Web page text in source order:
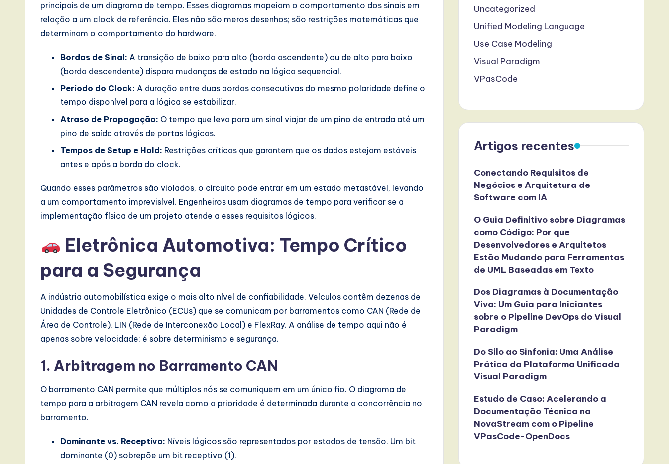
ft
w
principais de um diagrama de tempo. Esses diagramas mapeiam o comportamento dos sinais em
relação a um clock de referência. Eles não são meros desenhos; são restrições matemáticas que
determinam o comportamento do hardware.
Bordas de Sinal: A transição de baixo para alto (borda ascendente) ou de alto para baixo
(borda descendente) dispara mudanças de estado na lógica sequencial.
Período do Clock: A duração entre duas bordas consecutivas do mesmo polaridade define o
tempo disponível para a lógica se estabilizar.
Atraso de Propagação: O tempo que leva para um sinal viajar de um pino de entrada até um
pino de saída através de portas lógicas.
Tempos de Setup e Hold: Restrições críticas que garantem que os dados estejam estáveis
antes e após a borda do clock.
Quando esses parâmetros são violados, o circuito pode entrar em um estado metastável, levando
a um comportamento imprevisível. Engenheiros usam diagramas de tempo para verificar se a
implementação física de um projeto atende a esses requisitos lógicos.
Eletrônica Automotiva: Tempo Crítico
para a Segurança
A indústria automobilística exige o mais alto nível de confiabilidade. Veículos contêm dezenas de
Unidades de Controle Eletrônico (ECUs) que se comunicam por barramentos como CAN (Rede de
Área de Controle), LIN (Rede de Interconexão Local) e FlexRay. A análise de tempo aqui não é
apenas sobre velocidade; é sobre determinismo e segurança.
1. Arbitragem no Barramento CAN
O barramento CAN permite que múltiplos nós se comuniquem em um único fio. O diagrama de
tempo para a arbitragem CAN revela como a prioridade é determinada durante a concorrência no
barramento.
Dominante vs. Receptivo: Níveis lógicos são representados por estados de tensão. Um bit
dominante (0) sobrepõe um bit receptivo (1).
Uncategorized
Unified Modeling Language
Use Case Modeling
Visual Paradigm
VPasCode
Artigos recentes
Conectando Requisitos de
Negócios e Arquitetura de
Software com IA
O Guia Definitivo sobre Diagramas
como Código: Por que
Desenvolvedores e Arquitetos
Estão Mudando para Ferramentas
de UML Baseadas em Texto
Dos Diagramas à Documentação
Viva: Um Guia para Iniciantes
sobre o Pipeline DevOps do Visual
Paradigm
Do Silo ao Sinfonia: Uma Análise
Prática da Plataforma Unificada
Visual Paradigm
Estudo de Caso: Acelerando a
Documentação Técnica na
NovaStream com o Pipeline
VPasCode-OpenDocs